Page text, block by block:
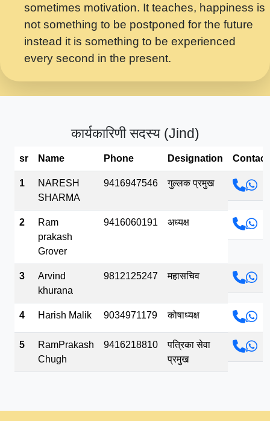
लडल ज बल ल क ज न लग Sadhvi Purnima Ji
7.9.2021 जवल नगर दलल #बसर.mp3
सख भ मझ पयर ह दख भ मझ पयर ह!छड म कस दत
सपरहट भजन 2021 - तर अखय ह जद भर बहर ज म
सपरहट शयम भजन - जय जय शयम जय जय शयम
भव.mp3
sometimes motivation. It teaches, happiness is
not something to be postponed for the future
instead it is something to be experienced
every second in the present.
कार्यकारिणी सदस्य (Jind)
sr Name Phone Designation Contact
1
NARESH
SHARMA
9416947546 गुल्लक प्रमुख
2
Ram
prakash
Grover
9416060191 अध्यक्ष
3
Arvind
khurana
9812125247 महासचिव
4 Harish Malik 9034971179 कोषाध्यक्ष
5
RamPrakash
Chugh
9416218810
पत्रिका सेवा
प्रमुख